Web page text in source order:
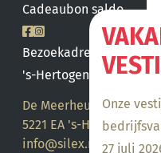
Onze
27 juli
Cadeaubon saldo
Bezoekadres
's-Hertogenbosch
De Meerheuvel 21
5221 EA 's-
info@silex.nl